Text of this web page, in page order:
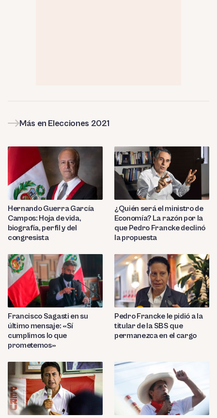
Más en Elecciones 2021
Hernando Guerra García
Campos: Hoja de vida,
biografía, perfil y del
congresista
¿Quién será el ministro de
Economía? La razón por la
que Pedro Francke declinó
la propuesta
Francisco Sagasti en su
último mensaje: «Sí
cumplimos lo que
prometemos»
Pedro Francke le pidió a la
titular de la SBS que
permanezca en el cargo